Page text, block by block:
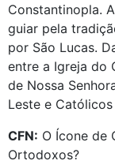
Constantinopla.
guiar pela
por São Lucas.
entre a Igreja do
de Nossa
Leste e
CFN: O Ícone de
Ortodoxos?